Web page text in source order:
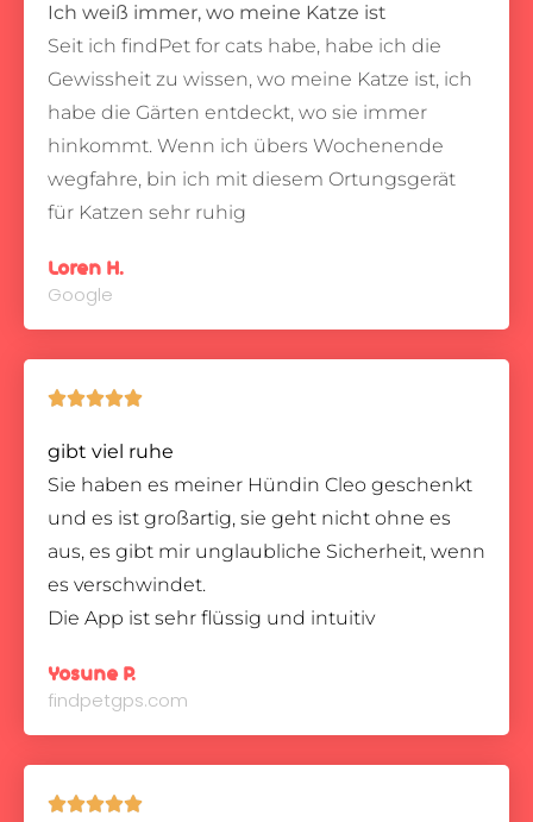
Ich weiß immer, wo meine Katze ist
Seit ich findPet for cats habe, habe ich die
Gewissheit zu wissen, wo meine Katze ist, ich
habe die Gärten entdeckt, wo sie immer
hinkommt. Wenn ich übers Wochenende
wegfahre, bin ich mit diesem Ortungsgerät
für Katzen sehr ruhig
Loren H.
Google

gibt viel ruhe
Sie haben es meiner Hündin Cleo geschenkt
und es ist großartig, sie geht nicht ohne es
aus, es gibt mir unglaubliche Sicherheit, wenn
es verschwindet.
Die App ist sehr flüssig und intuitiv
Yosune P.
findpetgps.com
